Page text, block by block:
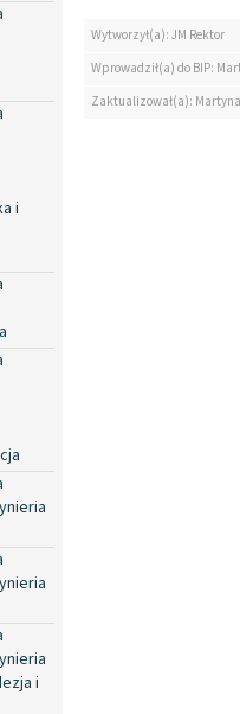
i
i
Wytworzył(a): JM Rektor
Wprowadził(a) do BIP:
Zaktualizował(a):